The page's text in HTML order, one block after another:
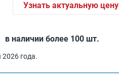
Узнать актуальную цену
в наличии более 100 шт.
года.